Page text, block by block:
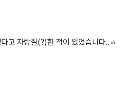
고 자랑질(?)한 적이 있었습니다..ㅎ